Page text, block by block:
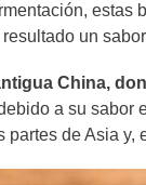
un
China,
a su
partes de Asia